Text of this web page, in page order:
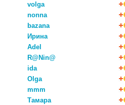
volga
nonna
bazana
Ирина
Adel
R@Nin@
ida
Olga
mmm
Тамара